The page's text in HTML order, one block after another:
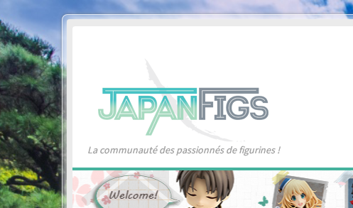
La communauté des passionnés de figurines !